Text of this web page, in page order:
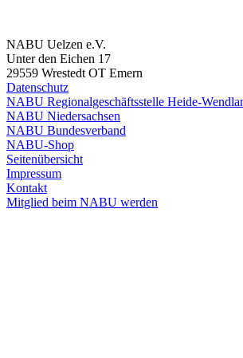
NABU Uelzen e.V.
Unter den Eichen 17
29559 Wrestedt OT Emern
Datenschutz
NABU Regionalgeschäftsstelle Heide-
NABU Niedersachsen
NABU Bundesverband
NABU-Shop
Seitenübersicht
Impressum
Kontakt
Mitglied beim NABU werden